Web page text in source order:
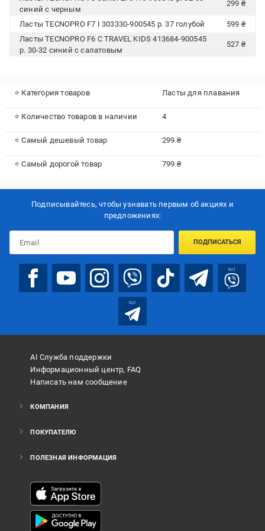
синий с черным
299 ₴
Ласты TECNOPRO F7 I 303330-900545 р. 37 голубой
599 ₴
Ласты TECNOPRO F6 C TRAVEL KIDS 413684-900545
р. 30-32 синий с салатовым
527 ₴
⭐ Категория товаров Ласты для плавания
⭐ Количество товаров в наличии 4
⭐ Самый дешевый товар 299 ₴
⭐ Самый дорогой товар 799 ₴
Подписывайтесь, чтобы узнавать первым об акцияx и
предложениях:
ПОДПИСАТЬСЯ
bot
bot
AI Служба поддержки
Информационный центр, FAQ
Написать нам сообщение
КОМПАНИЯ
ПОКУПАТЕЛЮ
ПОЛЕЗНАЯ ИНФОРМАЦИЯ